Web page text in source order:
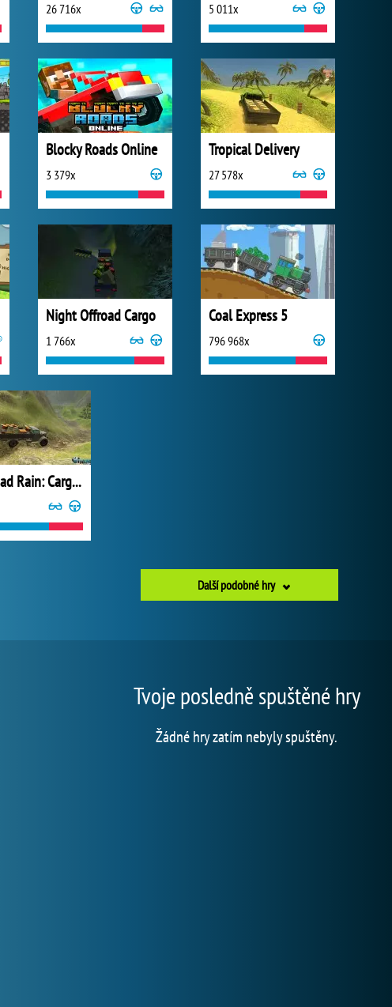
26 716x 5 011x
Blocky Roads Online
3 379x
Tropical Delivery
27 578x
Night Offroad Cargo
1 766x
Coal Express 5
796 968x
Off-Road Rain: Cargo Simulator
Další podobné hry
Tvoje posledně spuštěné hry
Žádné hry zatím nebyly spuštěny.